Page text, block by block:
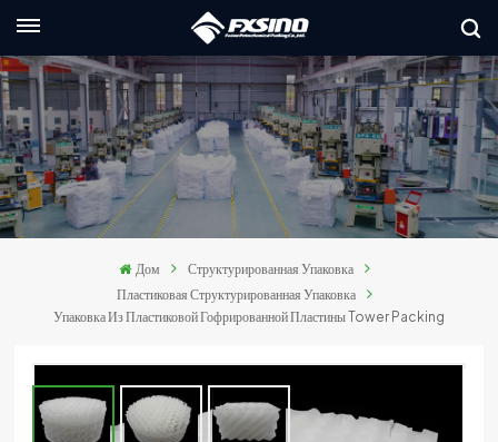
Дом
Структурированная Упаковка
Пластиковая Структурированная Упаковка
Упаковка Из Пластиковой Гофрированной Пластины Tower Packing